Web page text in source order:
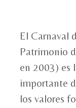
El Carnaval
Patrimonio
en 2003) es
importante
los valores